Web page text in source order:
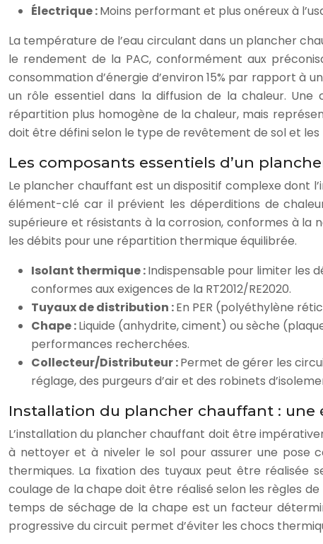
Électrique :Moins performant et plus onéreux à
La température de l’eau circulant dans un plancher
le rendement de la PAC, conformément aux
consommation d’énergie d’environ 15% par rapport à
un rôle essentiel dans la diffusion de la chaleur.
répartition plus homogène de la chaleur, mais
doit être défini selon le type de revêtement de sol et
Les composants essentiels d’un
Le plancher chauffant est un dispositif complexe dont
élément-clé car il prévient les déperditions de
supérieure et résistants à la corrosion, conformes à la
les débits pour une répartition thermique équilibrée.
Isolant thermique :Indispensable pour limiter les
conformes aux exigences de la RT2012/RE2020.
Tuyaux de distribution :En PER (polyéthylène
Chape :Liquide (anhydrite, ciment) ou sèche
performances recherchées.
Collecteur/Distributeur :Permet de gérer les
réglage, des purgeurs d’air et des robinets
Installation du plancher chauffant : une
L’installation du plancher chauffant doit être
à nettoyer et à niveler le sol pour assurer une pose
thermiques. La fixation des tuyaux peut être réalisée
coulage de la chape doit être réalisé selon les règles
temps de séchage de la chape est un facteur
progressive du circuit permet d’éviter les chocs